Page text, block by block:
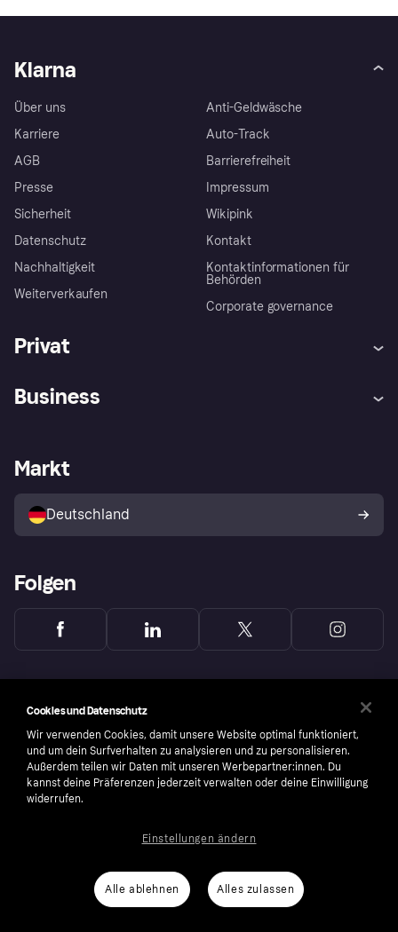
Klarna
Über uns
Karriere
AGB
Presse
Sicherheit
Datenschutz
Nachhaltigkeit
Weiterverkaufen
Anti-Geldwäsche
Auto-Track
Barrierefreiheit
Impressum
Wikipink
Kontakt
Kontaktinformationen für
Behörden
Corporate governance
Privat
Klarna App
Shops entdecken
Käuferschutzrichtlinie
Dein Widerrufsrecht
Business
Händlerportal
Markt
Deutschland
Folgen
number: 556737-0431
Nutzungsbedingungen CookiesKlarna.com
Cookies und Datenschutz
Wir verwenden Cookies, damit unsere Website optimal funktioniert,
und um dein Surfverhalten zu analysieren und zu personalisieren.
Außerdem teilen wir Daten mit unseren Werbepartner:innen. Du
kannst deine Präferenzen jederzeit verwalten oder deine Einwilligung
widerrufen.
Alle ablehnen Alles zulassen
Einstellungen ändern